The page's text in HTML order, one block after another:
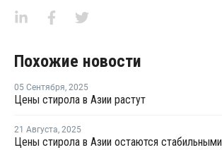
Похожие новости
05 Сентября, 2025
Цены стирола в Азии растут
21 Августа, 2025
Цены стирола в Азии остаются стабильными